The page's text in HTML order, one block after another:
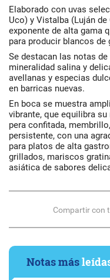
Elaborado con uvas
Uco) y Vistalba (Luján de
exponente de alta gama
para producir blancos de
Se destacan las notas
mineralidad salina y
avellanas y especias
en barricas nuevas.
En boca se muestra
vibrante, que equilibra
pera confitada,
persistente, con una
para platos de alta
grillados, mariscos
asiática de sabores
Compartir con
Notas más